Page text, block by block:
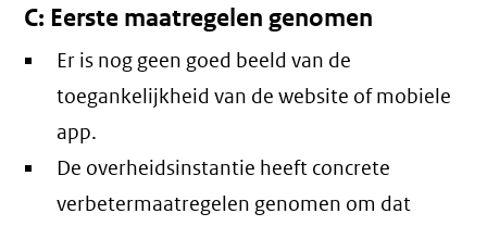
C: Eerste maatregelen genomen
Er is nog geen goed beeld van de
toegankelijkheid van de website of mobiele
app.
De overheidsinstantie heeft concrete
verbetermaatregelen genomen om dat